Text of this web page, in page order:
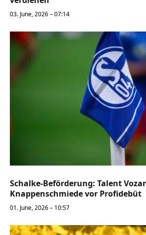
03. June, 2026 – 07:14
Schalke-Beförderung: Talent
Knappenschmiede vor Profidebüt
01. June, 2026 – 10:57